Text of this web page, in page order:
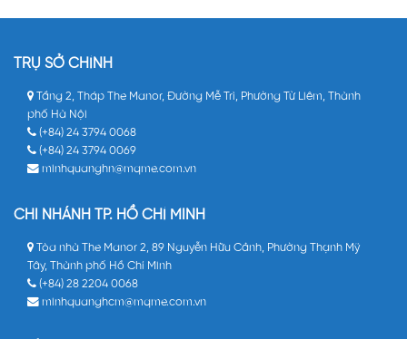
TRỤ SỞ CHÍNH
Tầng 2, Tháp The Manor, Đường Mễ Trì, Phường Từ Liêm, Thành
phố Hà Nội
(+84) 24 3794 0068
(+84) 24 3794 0069
minhquanghn@mqme.com.vn
CHI NHÁNH TP. HỒ CHÍ MINH
Tòa nhà The Manor 2, 89 Nguyễn Hữu Cảnh, Phường Thạnh Mỹ
Tây, Thành phố Hồ Chí Minh
(+84) 28 2204 0068
minhquanghcm@mqme.com.vn